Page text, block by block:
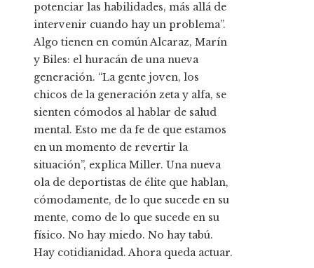
potenciar las habilidades, más allá de
intervenir cuando hay un problema”.
Algo tienen en común Alcaraz, Marín
y Biles: el huracán de una nueva
generación. “La gente joven, los
chicos de la generación zeta y alfa, se
sienten cómodos al hablar de salud
mental. Esto me da fe de que estamos
en un momento de revertir la
situación”, explica Miller. Una nueva
ola de deportistas de élite que hablan,
cómodamente, de lo que sucede en su
mente, como de lo que sucede en su
físico. No hay miedo. No hay tabú.
Hay cotidianidad. Ahora queda actuar.